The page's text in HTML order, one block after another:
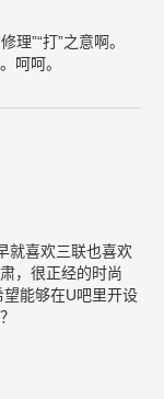
理”“打”之意啊。
呵呵。
就喜欢三联也喜欢
，很正经的时尚
能够在U吧里开设